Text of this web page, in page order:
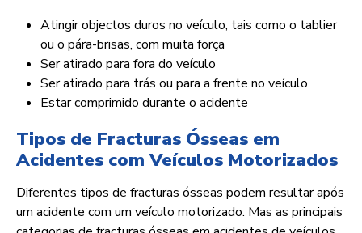
Atingir objectos duros no veículo, tais como o tablier
ou o pára-brisas, com muita força
Ser atirado para fora do veículo
Ser atirado para trás ou para a frente no veículo
Estar comprimido durante o acidente
Tipos de Fracturas Ósseas em
Acidentes com Veículos Motorizados
Diferentes tipos de fracturas ósseas podem resultar após
um acidente com um veículo motorizado. Mas as principais